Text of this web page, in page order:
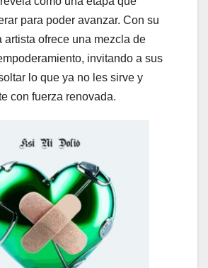
para poder avanzar. Con su
artista ofrece una mezcla de
invitando a sus
lo que ya no les sirve y
con fuerza renovada.